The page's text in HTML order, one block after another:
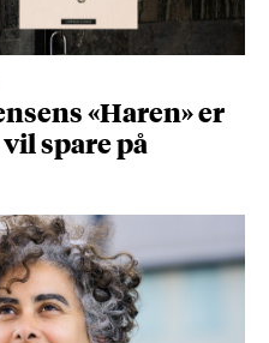
«Haren» er
spare på